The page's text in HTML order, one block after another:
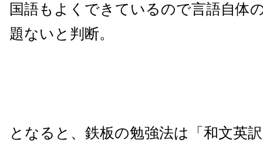
国語もよくできているので言語自体
題ないと判断。
となると、鉄板の勉強法は「和文英